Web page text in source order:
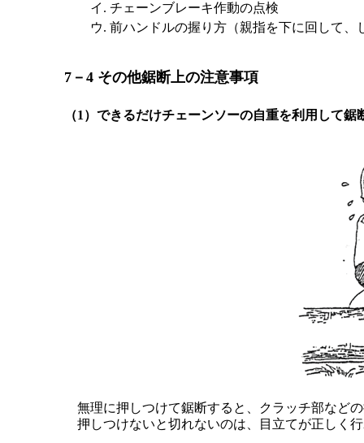
イ. チェーンブレーキ作動の点検
ウ. 前ハンドルの握り方（親指を下に回して、
7－4 その他鋸断上の注意事項
（1）できるだけチェーンソーの自重を利用して
無理に押しつけて鋸断すると、クラッチ部など
押しつけないと切れないのは、目立てが正しく